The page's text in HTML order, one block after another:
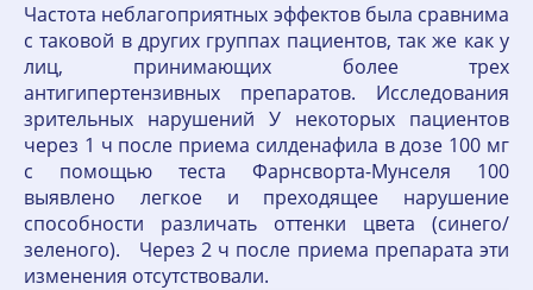
Частота неблагоприятных эффектов была сравнима
с таковой в других группах пациентов, так же как у
лиц, принимающих более трех
антигипертензивных препаратов. Исследования
зрительных нарушений У некоторых пациентов
через 1 ч после приема силденафила в дозе 100 мг
с помощью теста Фарнсворта-Мунселя 100
выявлено легкое и преходящее нарушение
способности различать оттенки цвета (синего/
зеленого). Через 2 ч после приема препарата эти
изменения отсутствовали.